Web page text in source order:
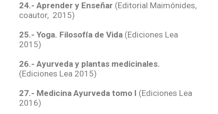
24.- Aprender y Enseñar (Editorial Maimónides,
coautor, 2015)
25.- Yoga. Filosofía de Vida (Ediciones Lea
2015)
26.- Ayurveda y plantas medicinales.
(Ediciones Lea 2015)
27.- Medicina Ayurveda tomo I (Ediciones Lea
2016)